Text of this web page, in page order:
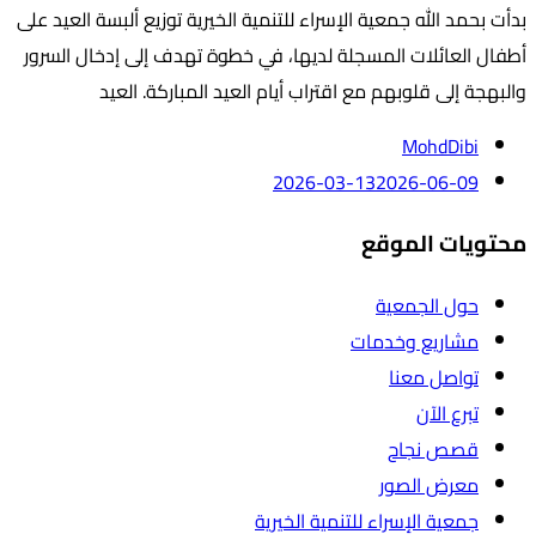
بدأت بحمد الله جمعية الإسراء للتنمية الخيرية توزيع ألبسة العيد على
أطفال العائلات المسجلة لديها، في خطوة تهدف إلى إدخال السرور
والبهجة إلى قلوبهم مع اقتراب أيام العيد المباركة. العيد
MohdDibi
2026-03-132026-06-09
محتويات الموقع
حول الجمعية
مشاريع وخدمات
تواصل معنا
تبرع الآن
قصص نجاح
معرض الصور
جمعية الإسراء للتنمية الخيرية